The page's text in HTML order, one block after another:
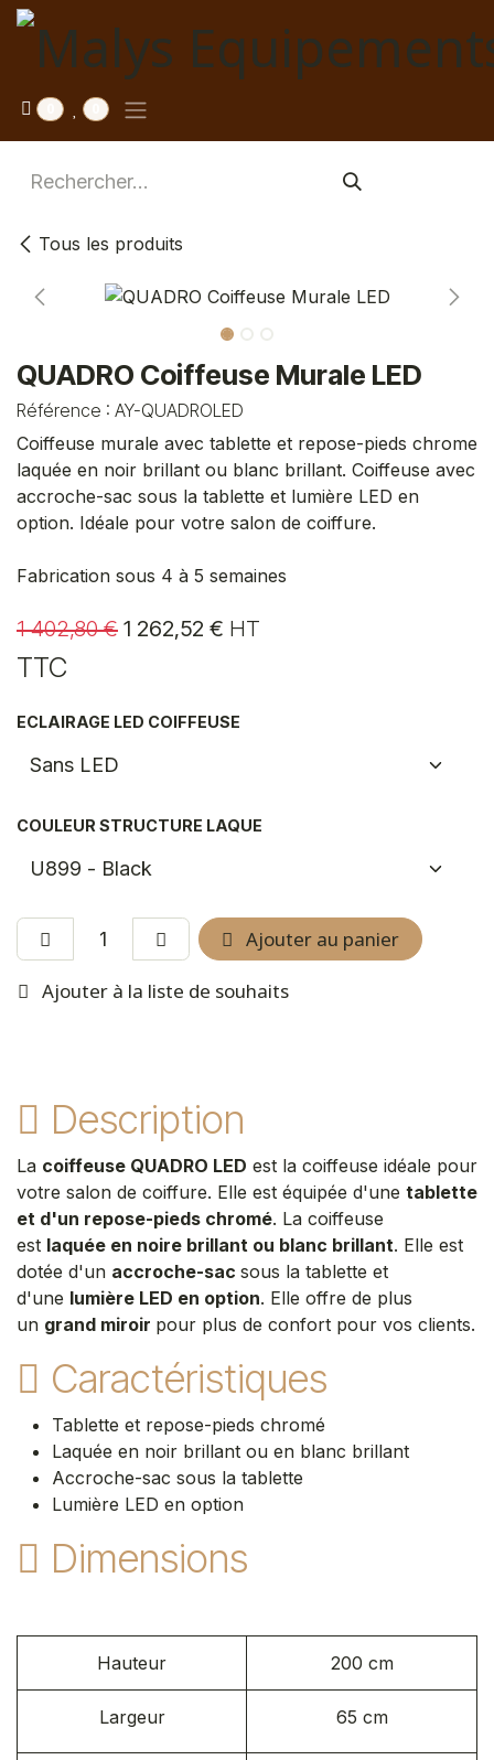
Se rendre au contenu
Tous les produits
QUADRO Coiffeuse Murale LED
Référence : AY-QUADROLED
Coiffeuse murale avec tablette et repose-pieds chrome
laquée en noir brillant ou blanc brillant. Coiffeuse avec
accroche-sac sous la tablette et lumière LED en
option. Idéale pour votre salon de coiffure.
Fabrication sous 4 à 5 semaines
1 402,80€ 1 262,52 € HT
TTC
ECLAIRAGE LED COIFFEUSE
COULEUR STRUCTURE LAQUE
Ajouter au panier
Ajouter à la liste de souhaits
Description
La coiffeuse QUADRO LED est la coiffeuse idéale pour
votre salon de coiffure. Elle est équipée d'une tablette
et d'un repose-pieds chromé. La coiffeuse
est laquée en noire brillant ou blanc brillant. Elle est
dotée d'un accroche-sac sous la tablette et
d'une lumière LED en option. Elle offre de plus
un grand miroir pour plus de confort pour vos clients.
Caractéristiques
Tablette et repose-pieds chromé
Laquée en noir brillant ou en blanc brillant
Accroche-sac sous la tablette
Lumière LED en option
Dimensions
Hauteur 200 cm
Largeur 65 cm